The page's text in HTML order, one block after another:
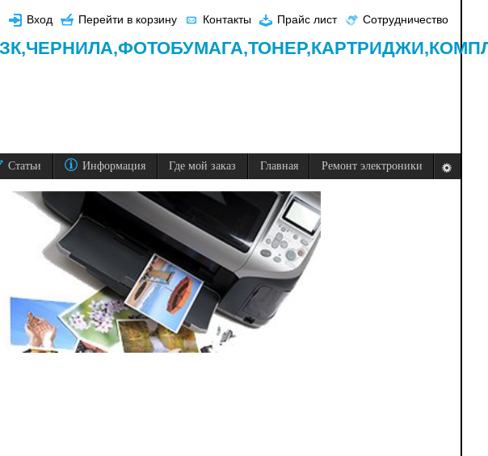
Вход Перейти в корзину Контакты Прайс лист Сотрудничество
ЧЕРНИЛА,ФОТОБУМАГА,ТОНЕР,КАРТРИДЖИ,
Статьи Информация Где мой заказ Главная Ремонт электроники